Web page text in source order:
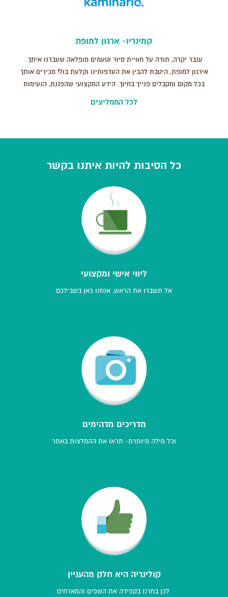
קמינריו- ארגון למופת
ענבר יקרה, תודה על חוויית סיור וטעמים מופלאה שעברנו איתך.
אירגון למופת, היטבת להבין את העדפותינו וקלעת בול! מכירים אותך
בכל מקום ומקבלים פנייך בחיוך. הידע המקצועי שהפגנת, הנעימות
לכל הממליצים
כל הסיבות להיות איתנו בקשר
ליווי אישי ומקצועי
אל תשברו את הראש, אנחנו כאן בשבילכם
מדריכים מדהימים
וכל מילה מיותרת- תראו את ההמלצות באתר
קולינריה היא חלק מהעניין
לכן בחרנו בקפידה את השפים והמארחים